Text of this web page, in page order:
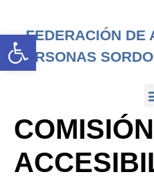
Abrir barra de
FEDERACIÓN DE
PERSONAS